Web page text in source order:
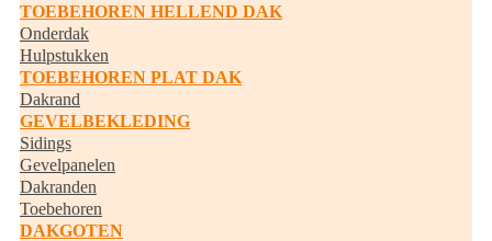
TOEBEHOREN HELLEND DAK
Onderdak
Hulpstukken
TOEBEHOREN PLAT DAK
Dakrand
GEVELBEKLEDING
Sidings
Gevelpanelen
Dakranden
Toebehoren
DAKGOTEN